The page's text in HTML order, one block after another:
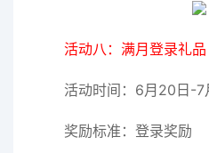
活动八：满月登录礼品
活动时间：6月20日-7
奖励标准：登录奖励